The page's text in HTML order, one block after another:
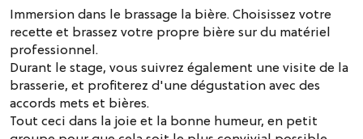
Immersion dans le brassage la bière. Choisissez votre
recette et brassez votre propre bière sur du matériel
professionnel.
Durant le stage, vous suivrez également une visite de la
brasserie, et profiterez d'une dégustation avec des
accords mets et bières.
Tout ceci dans la joie et la bonne humeur, en petit